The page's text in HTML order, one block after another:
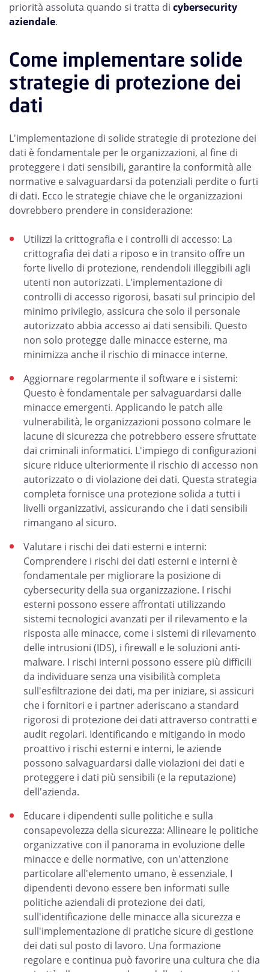
priorità assoluta quando si tratta di cybersecurity
aziendale.
Come implementare solide
strategie di protezione dei
dati
L'implementazione di solide strategie di protezione dei
dati è fondamentale per le organizzazioni, al fine di
proteggere i dati sensibili, garantire la conformità alle
normative e salvaguardarsi da potenziali perdite o furti
di dati. Ecco le strategie chiave che le organizzazioni
dovrebbero prendere in considerazione:
Utilizzi la crittografia e i controlli di accesso: La
crittografia dei dati a riposo e in transito offre un
forte livello di protezione, rendendoli illeggibili agli
utenti non autorizzati. L'implementazione di
controlli di accesso rigorosi, basati sul principio del
minimo privilegio, assicura che solo il personale
autorizzato abbia accesso ai dati sensibili. Questo
non solo protegge dalle minacce esterne, ma
minimizza anche il rischio di minacce interne.
Aggiornare regolarmente il software e i sistemi:
Questo è fondamentale per salvaguardarsi dalle
minacce emergenti. Applicando le patch alle
vulnerabilità, le organizzazioni possono colmare le
lacune di sicurezza che potrebbero essere sfruttate
dai criminali informatici. L'impiego di configurazioni
sicure riduce ulteriormente il rischio di accesso non
autorizzato o di violazione dei dati. Questa strategia
completa fornisce una protezione solida a tutti i
livelli organizzativi, assicurando che i dati sensibili
rimangano al sicuro.
Valutare i rischi dei dati esterni e interni:
Comprendere i rischi dei dati esterni e interni è
fondamentale per migliorare la posizione di
cybersecurity della sua organizzazione. I rischi
esterni possono essere affrontati utilizzando
sistemi tecnologici avanzati per il rilevamento e la
risposta alle minacce, come i sistemi di rilevamento
delle intrusioni (IDS), i firewall e le soluzioni anti-
malware. I rischi interni possono essere più difficili
da individuare senza una visibilità completa
sull'esfiltrazione dei dati, ma per iniziare, si assicuri
che i fornitori e i partner aderiscano a standard
rigorosi di protezione dei dati attraverso contratti e
audit regolari. Identificando e mitigando in modo
proattivo i rischi esterni e interni, le aziende
possono salvaguardarsi dalle violazioni dei dati e
proteggere i dati più sensibili (e la reputazione)
dell'azienda.
Educare i dipendenti sulle politiche e sulla
consapevolezza della sicurezza: Allineare le politiche
organizzative con il panorama in evoluzione delle
minacce e delle normative, con un'attenzione
particolare all'elemento umano, è essenziale. I
dipendenti devono essere ben informati sulle
politiche aziendali di protezione dei dati,
sull'identificazione delle minacce alla sicurezza e
sull'implementazione di pratiche sicure di gestione
dei dati sul posto di lavoro. Una formazione
regolare e continua può favorire una cultura che dia